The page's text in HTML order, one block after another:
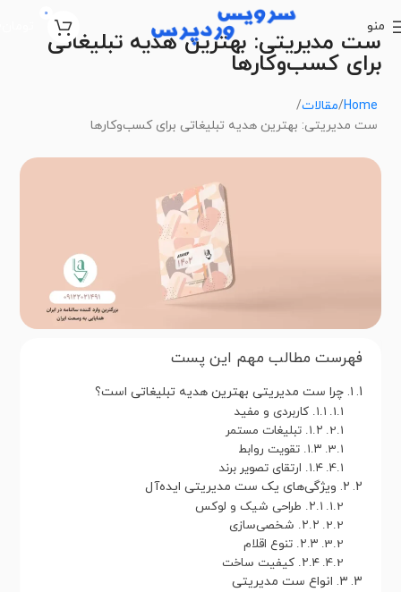
منو
0
ست مدیریتی: بهترین هدیه تبلیغاتی
برای کسب‌وکارها
Home مقالات
ست مدیریتی: بهترین هدیه تبلیغاتی برای کسب‌وکارها
فهرست مطالب مهم این پست
۱. چرا ست مدیریتی بهترین هدیه تبلیغاتی است؟
۱.۱. کاربردی و مفید
۱.۲. تبلیغات مستمر
۱.۳. تقویت روابط
۱.۴. ارتقای تصویر برند
۲. ویژگی‌های یک ست مدیریتی ایده‌آل
۲.۱. طراحی شیک و لوکس
۲.۲. شخصی‌سازی
۲.۳. تنوع اقلام
۲.۴. کیفیت ساخت
۳. انواع ست مدیریتی